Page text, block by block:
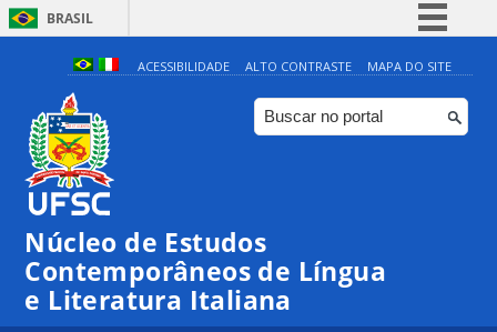
BRASIL
Simplifique!
Comunica BR
Participe
ACESSIBILIDADE ALTO CONTRASTE MAPA DO SITE
Núcleo de Estudos
Contemporâneos de Língua
e Literatura Italiana